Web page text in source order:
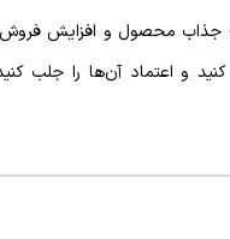
محصول و افزایش فروش
اعتماد آن‌ها را جلب کنید